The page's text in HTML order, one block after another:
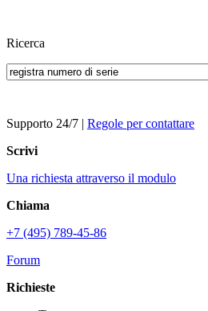
Ricerca
Supporto 24/7 | Regole per contattare
Scrivi
Una richiesta attraverso il modulo
Chiama
+7 (495) 789-45-86
Forum
Richieste